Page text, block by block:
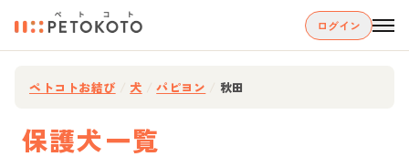
ログイン
ペトコトお結び 犬 パピヨン 秋田
保護犬一覧